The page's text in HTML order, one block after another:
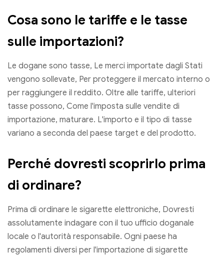
Cosa sono le tariffe e le tasse
sulle importazioni?
Le dogane sono tasse, Le merci importate dagli Stati
vengono sollevate, Per proteggere il mercato interno o
per raggiungere il reddito. Oltre alle tariffe, ulteriori
tasse possono, Come l'imposta sulle vendite di
importazione, maturare. L'importo e il tipo di tasse
variano a seconda del paese target e del prodotto.
Perché dovresti scoprirlo prima
di ordinare?
Prima di ordinare le sigarette elettroniche, Dovresti
assolutamente indagare con il tuo ufficio doganale
locale o l'autorità responsabile. Ogni paese ha
regolamenti diversi per l'importazione di sigarette